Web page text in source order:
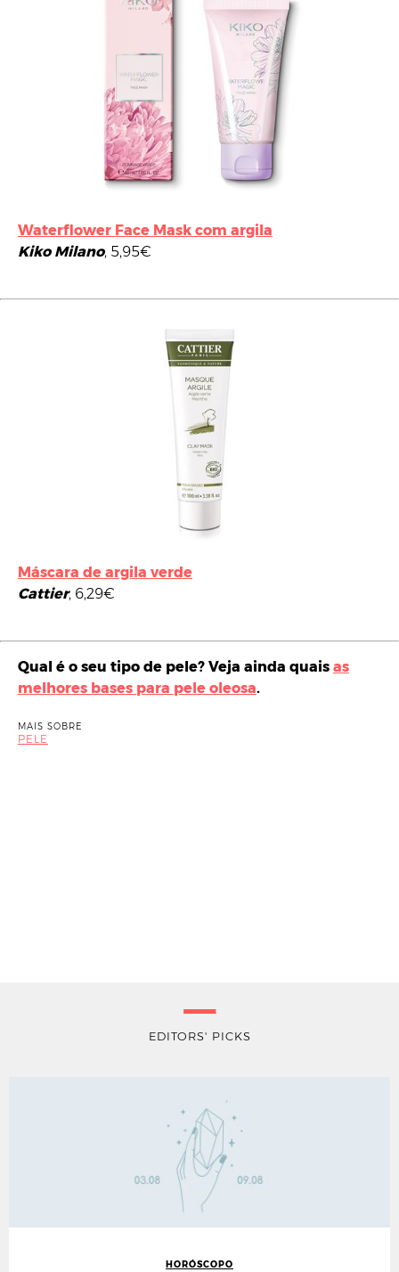
Waterflower Face Mask com argila
Kiko Milano, 5,95€
Máscara de argila verde
Cattier, 6,29€
Qual é o seu tipo de pele? Veja ainda quais as
melhores bases para pele oleosa.
MAIS SOBRE
PELE
EDITORS' PICKS
HORÓSCOPO